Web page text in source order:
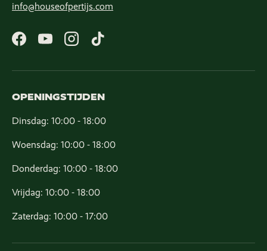
info@houseofpertijs.com
Facebook
YouTubeInstagram
TikTok
OPENINGSTIJDEN
Dinsdag: 10:00 - 18:00
Woensdag: 10:00 - 18:00
Donderdag: 10:00 - 18:00
Vrijdag: 10:00 - 18:00
Zaterdag: 10:00 - 17:00